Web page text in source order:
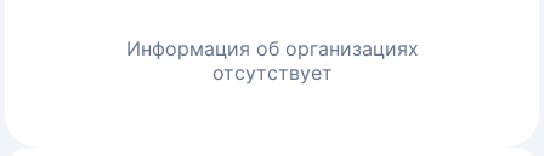
Информация об организациях
отсутствует